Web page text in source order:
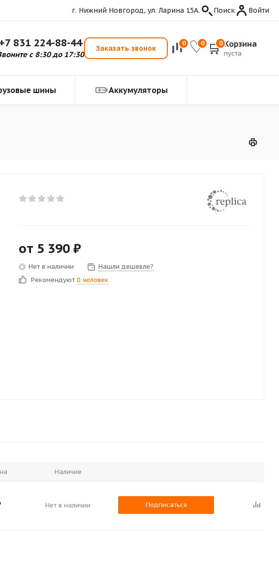
г. Нижний Новгород, ул. Ларина 15А. Поиск Войти
+7 831 224-88-44
с 8:30 до 17:30
Заказать звонок
0 0 0 Корзина
пуста
шины Аккумуляторы
от 5 390 ₽
Нет в наличии
Нашли дешевле?
Рекомендуют 0 человек
Наличие
Нет в наличии Подписаться